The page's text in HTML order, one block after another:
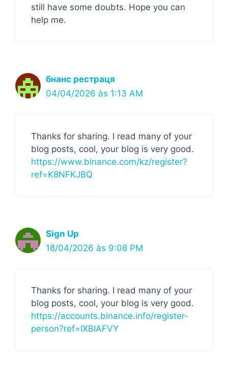
still have some doubts. Hope you can
help me.
бнанс рестраця
04/04/2026 às 1:13 AM
Thanks for sharing. I read many of your
blog posts, cool, your blog is very good.
https://www.binance.com/kz/register?
ref=K8NFKJBQ
Sign Up
18/04/2026 às 9:08 PM
Thanks for sharing. I read many of your
blog posts, cool, your blog is very good.
https://accounts.binance.info/register-
person?ref=IXBIAFVY